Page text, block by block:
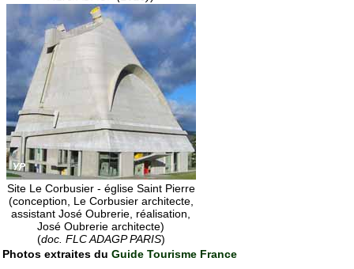
Site Le Corbusier - église Saint Pierre
(conception, Le Corbusier architecte,
assistant José Oubrerie, réalisation,
José Oubrerie architecte)
(doc. FLC ADAGP PARIS)
Photos extraites du Guide Tourisme France